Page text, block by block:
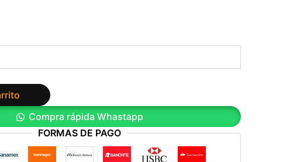
Compra rápida Whastapp
FORMAS DE PAGO